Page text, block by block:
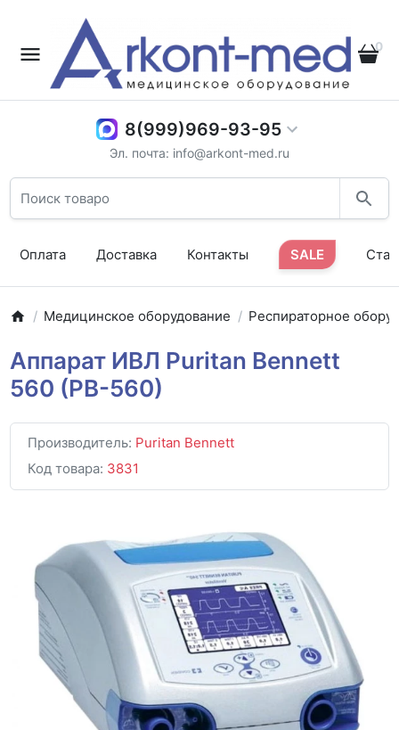
0
8(999)969-93-95
Эл. почта: info@arkont-med.ru
Оплата Доставка Контакты SALE
Медицинское оборудование Респираторное
Аппарат ИВЛ Puritan Bennett
560 (PB-560)
Производитель: Puritan Bennett
Код товара: 3831